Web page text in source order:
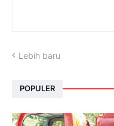
Lebih baru
POPULER